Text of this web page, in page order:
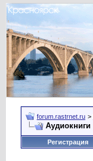
forum.rastrnet.ru >
Аудиокниги
Регистрация